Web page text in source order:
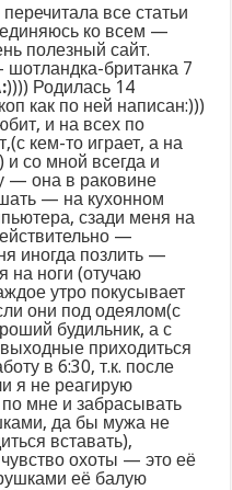
все статьи
ко всем —
полезный сайт.
британка 7
)))) Родилась 14
как по ней написан:)))
и на всех по
кем-то играет, а на
и со мной всегда и
— она в раковине
— на кухонном
сзади меня на
—
иногда позлить —
на ноги (отучаю
утро покусывает
они под одеялом(с
будильник, а с
приходиться
в 6:30, т.к. после
я не реагирую
мне и забрасывать
да бы мужа не
вставать),
охоты — это её
её балую